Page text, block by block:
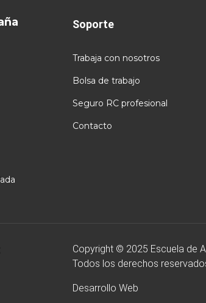
Soporte
Trabaja con nosotros
Bolsa de trabajo
Seguro RC profesional
Contacto
Copyright © 2025 Escuela de
Todos los derechos
Desarrollo Web